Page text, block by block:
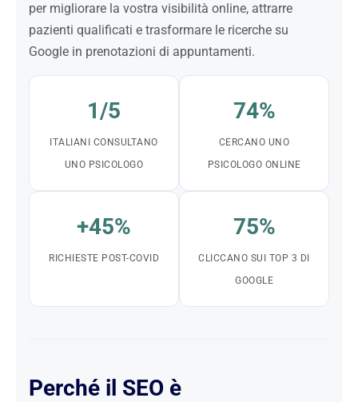
per migliorare la vostra visibilità online, attrarre
pazienti qualificati e trasformare le ricerche su
Google in prenotazioni di appuntamenti.
1/5
ITALIANI CONSULTANO
UNO PSICOLOGO
74%
CERCANO UNO
PSICOLOGO ONLINE
+45%
RICHIESTE POST-COVID
75%
CLICCANO SUI TOP 3 DI
GOOGLE
Perché il SEO è